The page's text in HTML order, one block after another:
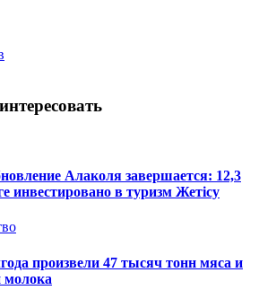
Алаколя завершается: 12,3
инвестировано в туризм Жетісу
произвели 47 тысяч тонн мяса и
молока